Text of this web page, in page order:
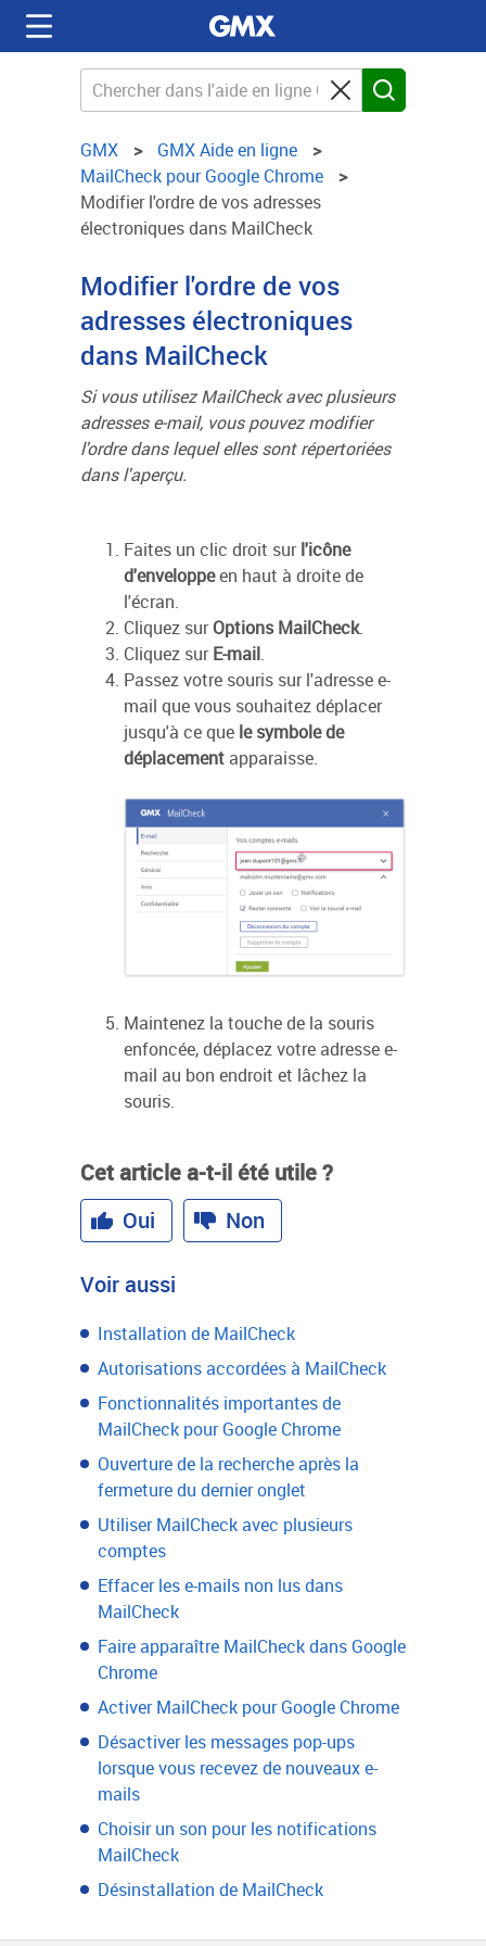
GMX
GMX Aide en ligne
MailCheck pour Google Chrome
Modifier l'ordre de vos adresses
électroniques dans MailCheck
Modifier l'ordre de vos
adresses électroniques
dans MailCheck
Si vous utilisez MailCheck avec plusieurs
adresses e-mail, vous pouvez modifier
l'ordre dans lequel elles sont répertoriées
dans l'aperçu.
Faites un clic droit surl'icône
d'enveloppeen haut à droite de
l'écran.
Cliquez surOptions MailCheck.
Cliquez surE-mail.
Passez votre souris sur l'adresse e-
mail que vous souhaitez déplacer
jusqu'à ce que le symbole de
déplacement apparaisse.
Maintenez la touche de la souris
enfoncée, déplacez votre adresse e-
mail au bon endroit et lâchez la
souris.
Cet article a-t-il été utile ?
Oui
Non
Voir aussi
Installation de MailCheck
Autorisations accordées à MailCheck
Fonctionnalités importantes de
MailCheck pour Google Chrome
Ouverture de la recherche après la
fermeture du dernier onglet
Utiliser MailCheck avec plusieurs
comptes
Effacer les e-mails non lus dans
MailCheck
Faire apparaître MailCheck dans Google
Chrome
Activer MailCheck pour Google Chrome
Désactiver les messages pop-ups
lorsque vous recevez de nouveaux e-
mails
Choisir un son pour les notifications
MailCheck
Désinstallation de MailCheck